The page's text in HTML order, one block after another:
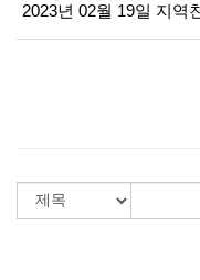
2023년 02월 19일 지역